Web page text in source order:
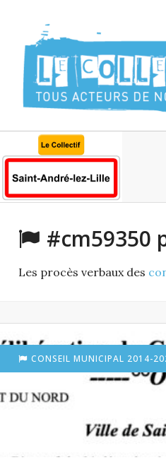
#cm59350
Les procès verbaux des
CONSEIL MUNICIPAL 2014-